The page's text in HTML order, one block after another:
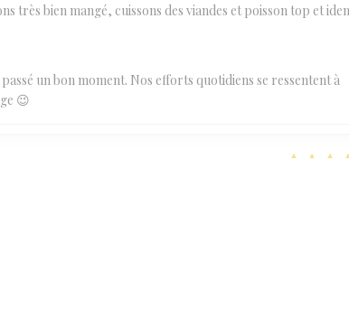
très bien mangé, cuissons des viandes et poisson top et
un bon moment. Nos efforts quotidiens se ressentent à
😉